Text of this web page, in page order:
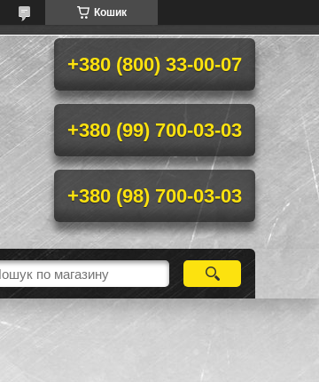
Кошик
+380 (800) 33-00-07
+380 (99) 700-03-03
+380 (98) 700-03-03